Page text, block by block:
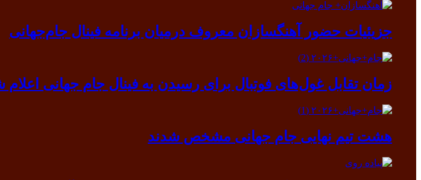
جزیئیات حضور آهنگسازان معروف درمیان برنامه فینال جام‌جهانی
زمان تقابل غول‌های فوتبال برای رسیدن به فینال جام جهانی اعلام
هشت تیم نهایی جام جهانی مشخص شدند